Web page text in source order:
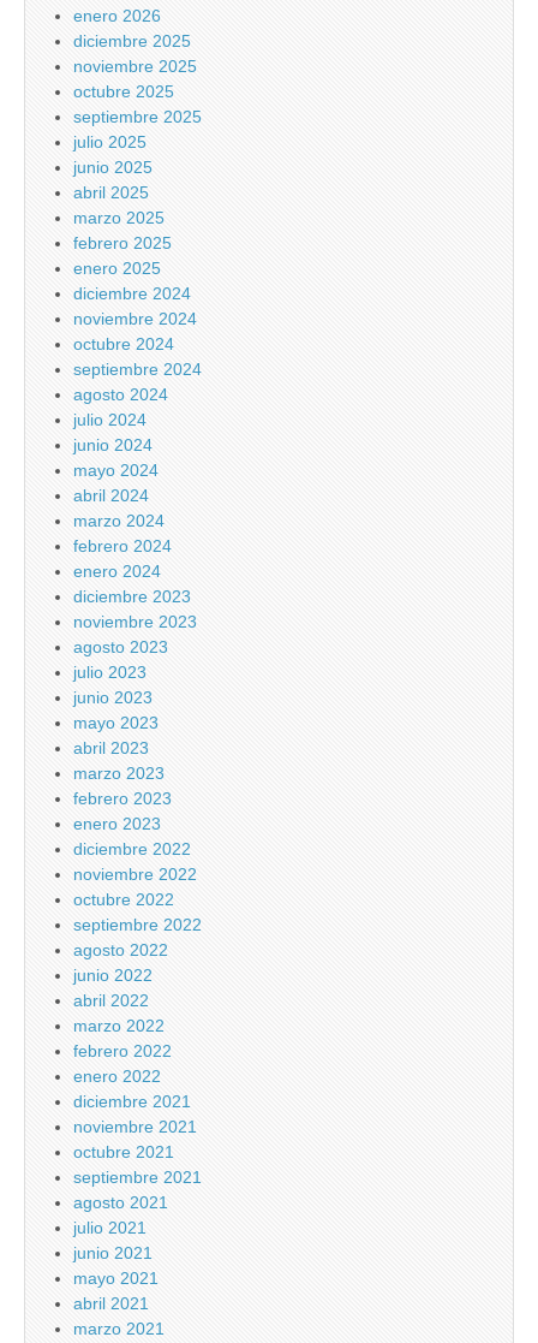
enero 2026
diciembre 2025
noviembre 2025
octubre 2025
septiembre 2025
julio 2025
junio 2025
abril 2025
marzo 2025
febrero 2025
enero 2025
diciembre 2024
noviembre 2024
octubre 2024
septiembre 2024
agosto 2024
julio 2024
junio 2024
mayo 2024
abril 2024
marzo 2024
febrero 2024
enero 2024
diciembre 2023
noviembre 2023
agosto 2023
julio 2023
junio 2023
mayo 2023
abril 2023
marzo 2023
febrero 2023
enero 2023
diciembre 2022
noviembre 2022
octubre 2022
septiembre 2022
agosto 2022
junio 2022
abril 2022
marzo 2022
febrero 2022
enero 2022
diciembre 2021
noviembre 2021
octubre 2021
septiembre 2021
agosto 2021
julio 2021
junio 2021
mayo 2021
abril 2021
marzo 2021